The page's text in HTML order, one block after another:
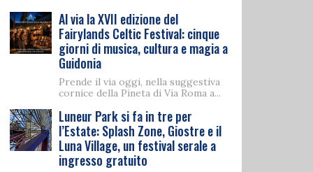
Al via la XVII edizione del
Fairylands Celtic Festival: cinque
giorni di musica, cultura e magia a
Guidonia
Prende il via oggi, nella suggestiva
cornice della Pineta di Via Roma a...
Luneur Park si fa in tre per
l’Estate: Splash Zone, Giostre e il
Luna Village, un festival serale a
ingresso gratuito